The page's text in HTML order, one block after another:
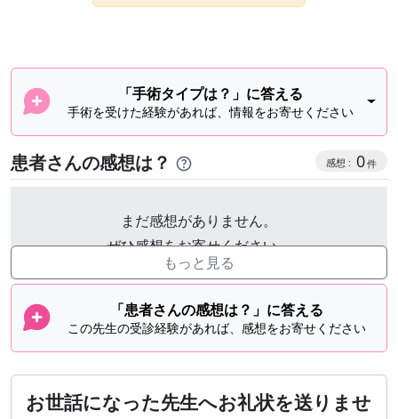
「手術タイプは？」に答える
手術を受けた経験があれば、情報をお寄せください
患者さんの感想は？ 感想投稿
0
まだ感想がありません。
ぜひ感想をお寄せください。
もっと見る
「患者さんの感想は？」に答える
この先生の受診経験があれば、感想をお寄せください
お世話になった先生へお礼状を送りませ